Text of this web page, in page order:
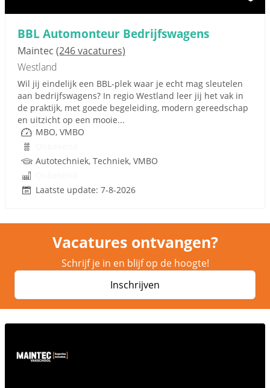
BBL Automonteur Bedrijfswagens
Maintec (246 vacatures)
Westland
Wil jij eindelijk een BBL-plek waar je echt mag sleutelen
aan bedrijfswagens? In regio Westland leer jij het vak in
de praktijk, met goede begeleiding, modern gereedschap
en uitzicht op een mooie...
MBO, VMBO
Autotechniek, Techniek, VMBO
Laatste update: 7-8-2026
Vacatures ontvangen?
Schrijf je in en blijf op de hoogte!
Inschrijven